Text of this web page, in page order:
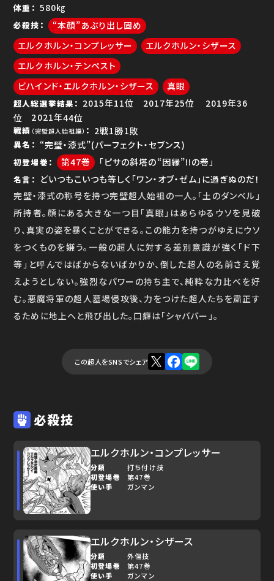
体重 580㎏
必殺技
“本顔”あぶり出し固め
エルクホルン・コンプレッサー
エルクホルン・シザース
エルクホルン・テンペスト
ビハインド・エルクホルン・シザース
真眼
超人総選挙結果 11位 25位
36
位
44位
戦績 （完璧超人始祖編） 2戦1勝1敗
異名 “完璧・漆式”(パーフェクト・セブンス)
初登場巻 47 「ピサの斜塔の“因縁”!!の巻」
名言
どいつもこいつも等しく「ワン・オブ・ゼム」に過ぎぬのだ！
完璧・漆式の称号を持つ完璧超人始祖の一人。「土のダンベル」
所持者。顔にある大きな一つ目「真眼」はあらゆるウソを見破
り、真実の姿を暴くことができる。この能力を持つがゆえにウソ
をつくものを嫌う。一般の超人に対する差別意識が強く「ド下
等」と呼んではばからないばかりか、倒した超人の名前さえ覚
えようとしない。強烈なパワーの持ち主で、純粋な力比べを好
む。悪魔将軍の超人墓場侵攻後、力をつけた超人たちを粛正す
るために地上へと飛び出した。口癖は「シャババー」。
この超人をSNSでシェア
必殺技
エルクホルン・コンプレッサー
分類
打ち付け技
初登場巻
第47巻
使い手
ガンマン
エルクホルン・シザース
分類
外傷技
初登場巻
第47巻
使い手
ガンマン